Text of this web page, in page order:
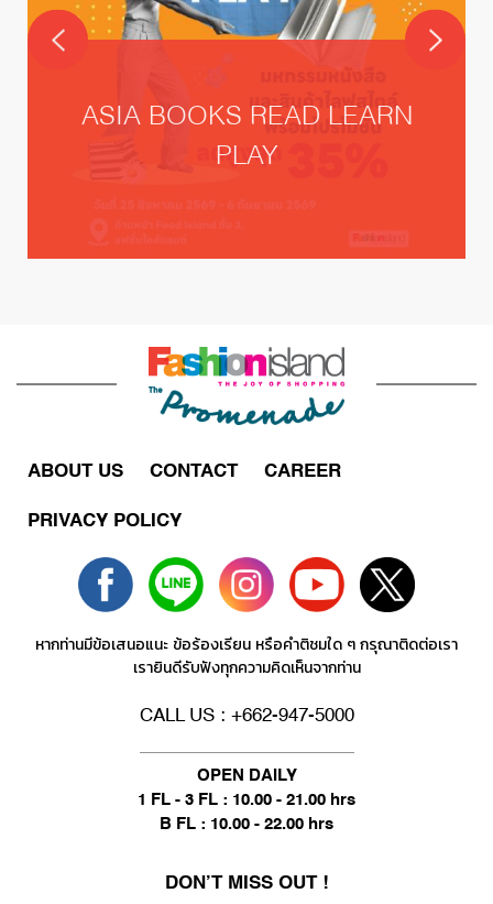
ASIA BOOKS READ LEARN
PLAY
ABOUT US CONTACT CAREER
PRIVACY POLICY
หากท่านมีข้อเสนอแนะ ข้อร้องเรียน หรือคำติชมใด ๆ กรุณาติดต่อเรา
เรายินดีรับฟังทุกความคิดเห็นจากท่าน
CALL US : +662-947-5000
OPEN DAILY
1 FL - 3 FL : 10.00 - 21.00 hrs
B FL : 10.00 - 22.00 hrs
DON’T MISS OUT !